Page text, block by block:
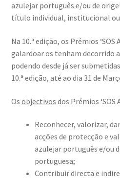
azulejar português e/ou de
título individual, institucional
Na 10.ª edição, os Prémios
galardoar os tenham decorrido
podendo desde já ser
10.ª edição, até ao dia 31 de
Os objectivos dos Prémios ‘SOS
Reconhecer, valorizar,
acções de protecção e
azulejar português e/ou
portuguesa;
Contribuir directa e